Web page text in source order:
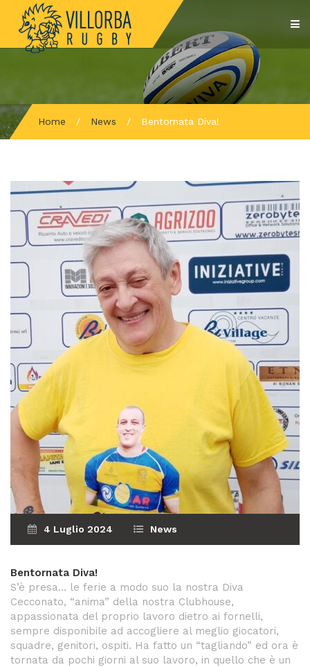
Home / News / Bentornata Diva!
4 Luglio 2024 News
Bentornata Diva!
S’è presa… le ferie a modo suo la nostra Diva
Cecconato, “anima” della nostra Clubhouse,
appassionata del proprio lavoro dietro ai fornelli,
sempre disponibile ad accogliere al meglio giocatori,
squadre, genitori, ospiti. Ha fatto un “tagliando” ed ora è
tornata da pochi giorni al suo lavoro, in quello che è un